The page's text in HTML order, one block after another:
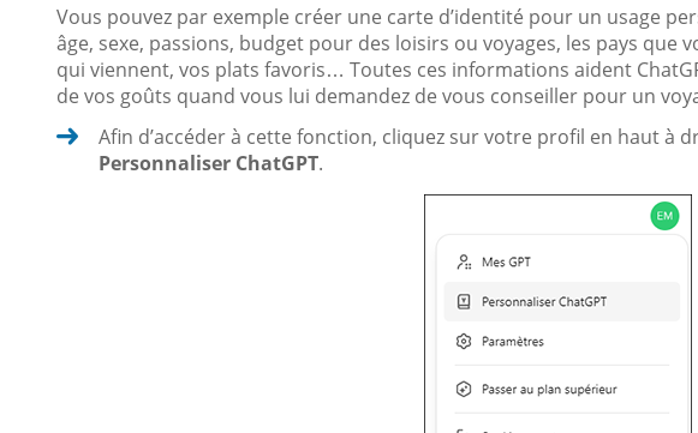
Vous pouvez par exemple créer une carte d’identité pour un usage
âge, sexe, passions, budget pour des loisirs ou voyages, les pays que
qui viennent, vos plats favoris… Toutes ces informations aident
de vos goûts quand vous lui demandez de vous conseiller pour un
Afin d’accéder à cette fonction, cliquez sur votre profil en haut à
Personnaliser ChatGPT.